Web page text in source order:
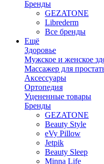
Бренды
GEZATONE
Librederm
Все бренды
Ещё
Здоровье
Мужское и женское
Массажер для
Аксессуары
Ортопедия
Уцененные товары
Бренды
GEZATONE
Beauty Style
eVy Pillow
Jetpik
Beauty Sleep
Minna Life